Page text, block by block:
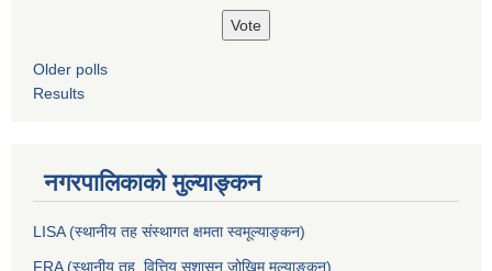
Older polls
Results
नगरपालिकाको मुल्याङ्कन
LISA (स्थानीय तह संस्थागत क्षमता स्वमूल्याङ्कन)
FRA (स्थानीय तह वित्तिय सुशासन जोखिम मुल्याङ्कन)